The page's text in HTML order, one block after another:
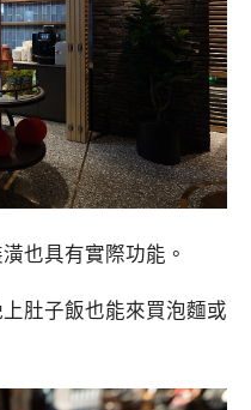
也具有實際功能。
肚子飯也能來買泡麵或